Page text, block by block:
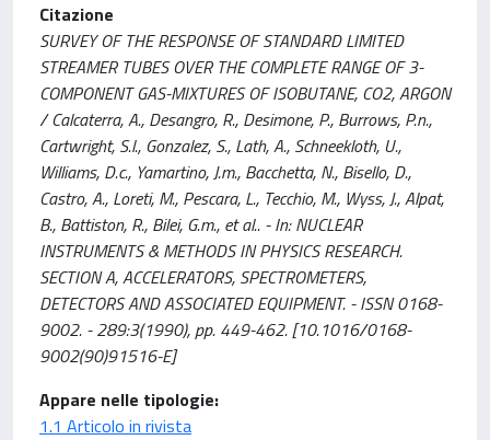
Citazione
SURVEY OF THE RESPONSE OF STANDARD LIMITED
STREAMER TUBES OVER THE COMPLETE RANGE OF 3-
COMPONENT GAS-MIXTURES OF ISOBUTANE, CO2, ARGON
/ Calcaterra, A., Desangro, R., Desimone, P., Burrows, P.n.,
Cartwright, S.l., Gonzalez, S., Lath, A., Schneekloth, U.,
Williams, D.c., Yamartino, J.m., Bacchetta, N., Bisello, D.,
Castro, A., Loreti, M., Pescara, L., Tecchio, M., Wyss, J., Alpat,
B., Battiston, R., Bilei, G.m., et al.. - In: NUCLEAR
INSTRUMENTS & METHODS IN PHYSICS RESEARCH.
SECTION A, ACCELERATORS, SPECTROMETERS,
DETECTORS AND ASSOCIATED EQUIPMENT. - ISSN 0168-
9002. - 289:3(1990), pp. 449-462. [10.1016/0168-
9002(90)91516-E]
Appare nelle tipologie:
1.1 Articolo in rivista